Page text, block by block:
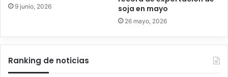
9 junio, 2026
soja en mayo
26 mayo, 2026
Ranking de noticias